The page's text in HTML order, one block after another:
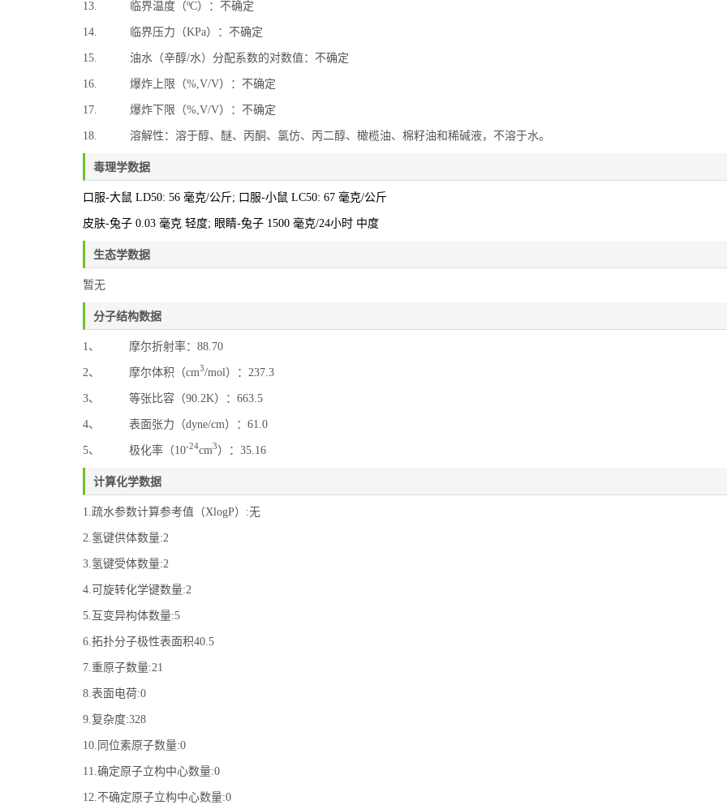
13. 临界温度（ºC）：不确定
14. 临界压力（KPa）：不确定
15. 油水（辛醇/水）分配系数的对数值：不确定
16. 爆炸上限（%,V/V）：不确定
17. 爆炸下限（%,V/V）：不确定
18. 溶解性：溶于醇、醚、丙酮、氯仿、丙二醇、橄榄油、棉籽油和稀碱液，不溶于水。
毒理学数据
口服-大鼠 LD50: 56 毫克/公斤; 口服-小鼠 LC50: 67 毫克/公斤
皮肤-兔子 0.03 毫克 轻度; 眼睛-兔子 1500 毫克/24小时 中度
生态学数据
暂无
分子结构数据
1、 摩尔折射率：88.70
2、 摩尔体积（cm3/mol）：237.3
3、 等张比容（90.2K）：663.5
4、 表面张力（dyne/cm）：61.0
5、 极化率（10-24cm3）：35.16
计算化学数据
1.疏水参数计算参考值（XlogP）:无
2.氢键供体数量:2
3.氢键受体数量:2
4.可旋转化学键数量:2
5.互变异构体数量:5
6.拓扑分子极性表面积40.5
7.重原子数量:21
8.表面电荷:0
9.复杂度:328
10.同位素原子数量:0
11.确定原子立构中心数量:0
12.不确定原子立构中心数量:0